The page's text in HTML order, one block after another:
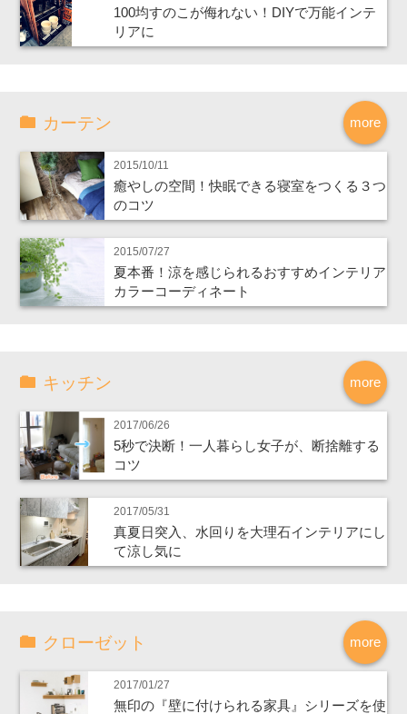
100均すのこが侮れない！DIYで万能インテ
リアに
more
カーテン
2015/10/11
癒やしの空間！快眠できる寝室をつくる３つ
のコツ
2015/07/27
夏本番！涼を感じられるおすすめインテリア
カラーコーディネート
more
キッチン
2017/06/26
5秒で決断！一人暮らし女子が、断捨離する
コツ
2017/05/31
真夏日突入、水回りを大理石インテリアにし
て涼し気に
more
クローゼット
2017/01/27
無印の『壁に付けられる家具』シリーズを使